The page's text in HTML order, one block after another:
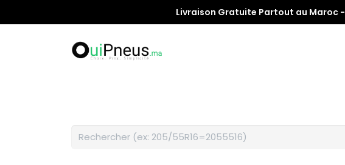
Livraison Gratuite Partout au Maroc -